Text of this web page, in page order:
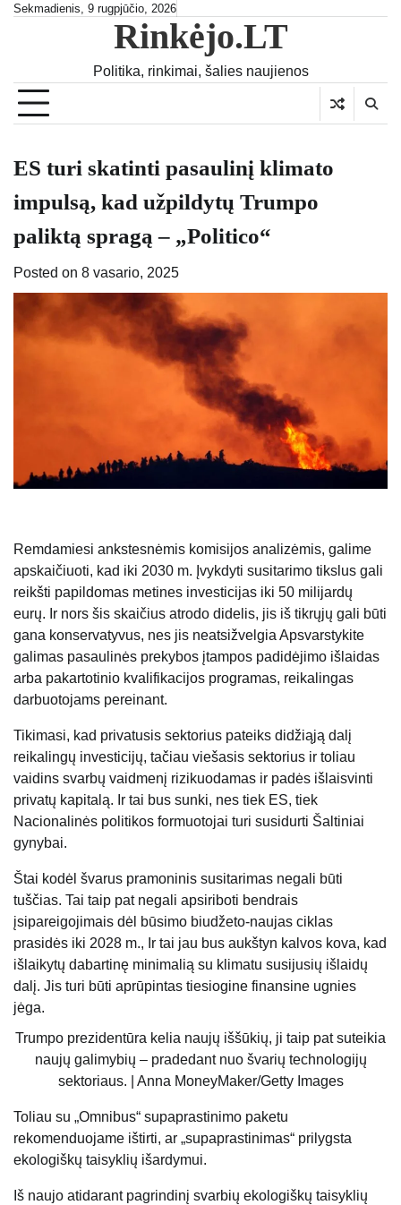
SkipSekmadienis, 9 rugpjūčio, 2026
Rinkėjo.LT
Politika, rinkimai, šalies naujienos
ES turi skatinti pasaulinį klimato
impulsą, kad užpildytų Trumpo
paliktą spragą – „Politico“
Posted on 8 vasario, 2025
Remdamiesi ankstesnėmis komisijos analizėmis, galime
apskaičiuoti, kad iki 2030 m. Įvykdyti susitarimo tikslus gali
reikšti papildomas metines investicijas iki 50 milijardų
eurų. Ir nors šis skaičius atrodo didelis, jis iš tikrųjų gali būti
gana konservatyvus, nes jis neatsižvelgia Apsvarstykite
galimas pasaulinės prekybos įtampos padidėjimo išlaidas
arba pakartotinio kvalifikacijos programas, reikalingas
darbuotojams pereinant.
Tikimasi, kad privatusis sektorius pateiks didžiąją dalį
reikalingų investicijų, tačiau viešasis sektorius ir toliau
vaidins svarbų vaidmenį rizikuodamas ir padės išlaisvinti
privatų kapitalą. Ir tai bus sunki, nes tiek ES, tiek
Nacionalinės politikos formuotojai turi susidurti Šaltiniai
gynybai.
Štai kodėl švarus pramoninis susitarimas negali būti
tuščias. Tai taip pat negali apsiriboti bendrais
įsipareigojimais dėl būsimo biudžeto-naujas ciklas
prasidės iki 2028 m., Ir tai jau bus aukštyn kalvos kova, kad
išlaikytų dabartinę minimalią su klimatu susijusių išlaidų
dalį. Jis turi būti aprūpintas tiesiogine finansine ugnies
jėga.
Trumpo prezidentūra kelia naujų iššūkių, ji taip pat suteikia
naujų galimybių – pradedant nuo švarių technologijų
sektoriaus. | Anna MoneyMaker/Getty Images
Toliau su „Omnibus“ supaprastinimo paketu
rekomenduojame ištirti, ar „supaprastinimas“ prilygsta
ekologiškų taisyklių išardymui.
Iš naujo atidarant pagrindinį svarbių ekologiškų taisyklių